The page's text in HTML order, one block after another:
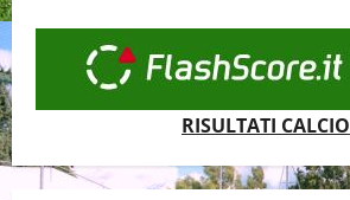
RISULTATI CALCIO